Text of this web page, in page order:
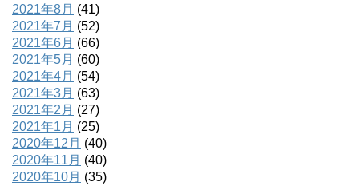
2021年8月 (41)
2021年7月 (52)
2021年6月 (66)
2021年5月 (60)
2021年4月 (54)
2021年3月 (63)
2021年2月 (27)
2021年1月 (25)
2020年12月 (40)
2020年11月 (40)
2020年10月 (35)